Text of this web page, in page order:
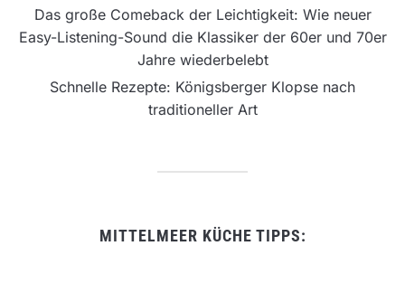
Das große Comeback der Leichtigkeit: Wie neuer
Easy-Listening-Sound die Klassiker der 60er und 70er
Jahre wiederbelebt
Schnelle Rezepte: Königsberger Klopse nach
traditioneller Art
MITTELMEER KÜCHE TIPPS: